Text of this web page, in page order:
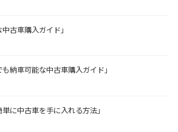
古車購入ガイド」
納車可能な中古車購入ガイド」
に中古車を手に入れる方法」